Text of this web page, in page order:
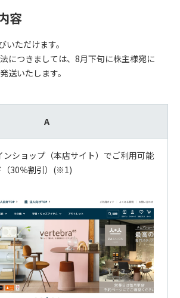
容
いただけます。
につきましては、8月下旬に株主様宛に
送いたします。
A
ンショップ（本店サイト）でご利用可能
（30％割引）(※1)